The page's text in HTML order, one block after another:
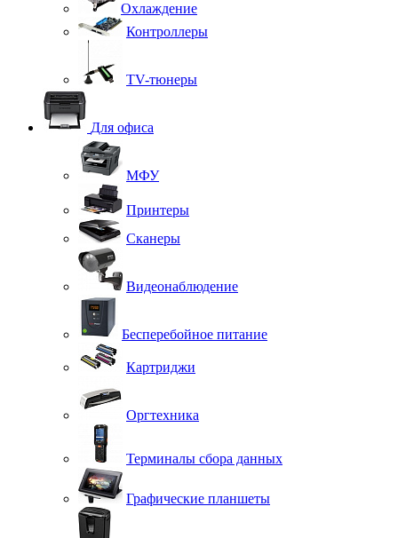
Охлаждение
Контроллеры
TV-тюнеры
Для офиса
МФУ
Принтеры
Сканеры
Видеонаблюдение
Бесперебойное питание
Картриджи
Оргтехника
Терминалы сбора данных
Графические планшеты